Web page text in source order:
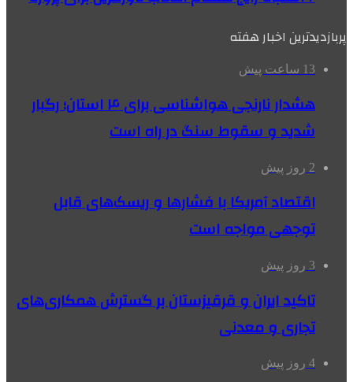
پربازدیدترین اخبار هفته
13 ساعت پیش
هشدار نارنجی هواشناسی برای ۴ استان؛ رگبار
شدید و سقوط سنگ در راه است
2 روز پیش
اقتصاد آمریکا با فشارها و ریسک‌های قابل
توجهی مواجه است
3 روز پیش
تاکید ایران و قرقیزستان بر گسترش همکاری‌های
تجاری و معدنی
4 روز پیش